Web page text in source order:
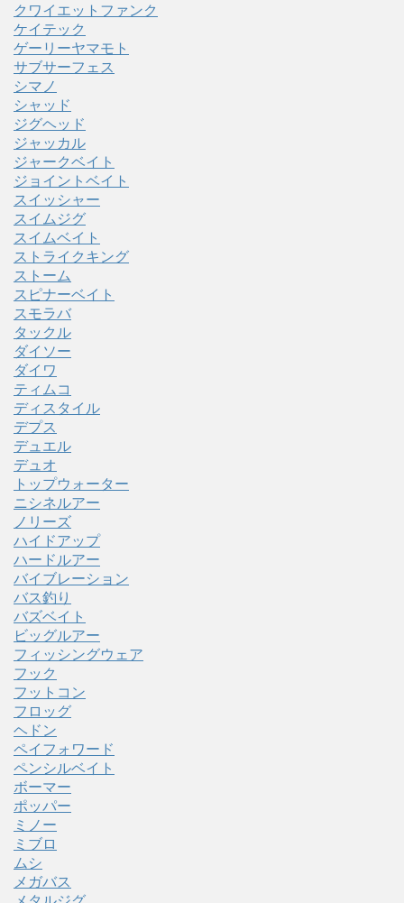
クワイエットファンク
ケイテック
ゲーリーヤマモト
サブサーフェス
シマノ
シャッド
ジグヘッド
ジャッカル
ジャークベイト
ジョイントベイト
スイッシャー
スイムジグ
スイムベイト
ストライクキング
ストーム
スピナーベイト
スモラバ
タックル
ダイソー
ダイワ
ティムコ
ディスタイル
デプス
デュエル
デュオ
トップウォーター
ニシネルアー
ノリーズ
ハイドアップ
ハードルアー
バイブレーション
バス釣り
バズベイト
ビッグルアー
フィッシングウェア
フック
フットコン
フロッグ
ヘドン
ペイフォワード
ペンシルベイト
ボーマー
ポッパー
ミノー
ミブロ
ムシ
メガバス